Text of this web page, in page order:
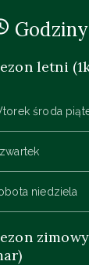
letni
środa
niedziela